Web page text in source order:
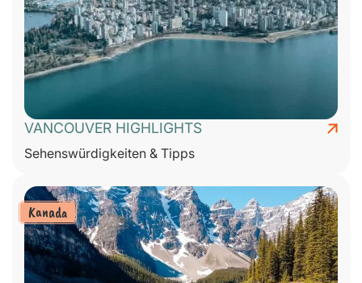
VANCOUVER HIGHLIGHTS
Sehenswürdigkeiten & Tipps
Kanada